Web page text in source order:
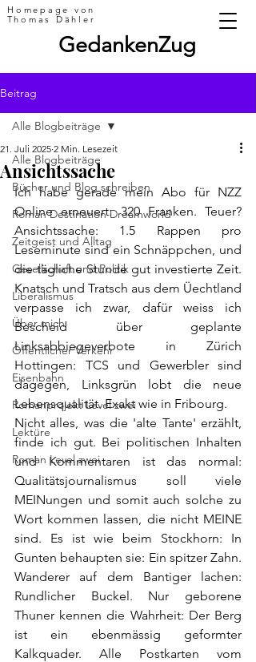
Homepage von
Thomas Dähler
GedankenZug
Beitrag
Alle Blogbeiträge
Bücher und Blog schreiben
Roman Destination Dreamworld
Zeitgeist und Alltag
Gesellschaft und Politik
Liberalismus
Über mich
Öffentlicher Verkehr
Eisenbahn
Romanprojekt Level zwei
Lektüre
Roman Level zwei
Alle Blogbeiträge
Ansichtssache
21. Juli 2025 2 Min. Lesezeit
Ich habe gerade mein Abo für NZZ
Online erneuert: 320 Franken. Teuer?
Ansichtssache: 1.5 Rappen pro
Leseminute sind ein Schnäppchen, und
die tägliche Stunde gut investierte Zeit.
Knatsch und Tratsch aus dem Üechtland
verpasse ich zwar, dafür weiss ich
Bescheid über geplante
Linksabbiegeverbote in Zürich
Hottingen: TCS und Gewerbler sind
dagegen, Linksgrün lobt die neue
Lebensqualität. Exakt wie in Fribourg.
Nicht alles, was die 'alte Tante' erzählt,
finde ich gut. Bei politischen Inhalten
und Kommentaren ist das normal:
Qualitätsjournalismus soll viele
MEINungen und somit auch solche zu
Wort kommen lassen, die nicht MEINE
sind. Es ist wie beim Stockhorn: In
Gunten behaupten sie: Ein spitzer Zahn.
Wanderer auf dem Bantiger lachen:
Rundlicher Buckel. Nur geborene
Thuner kennen die Wahrheit: Der Berg
ist ein ebenmässig geformter
Kalkquader. Alle Postkarten vom